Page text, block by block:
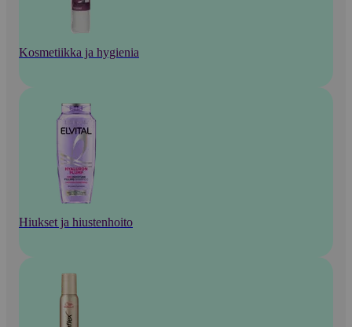
Kosmetiikka ja hygienia
Hiukset ja hiustenhoito